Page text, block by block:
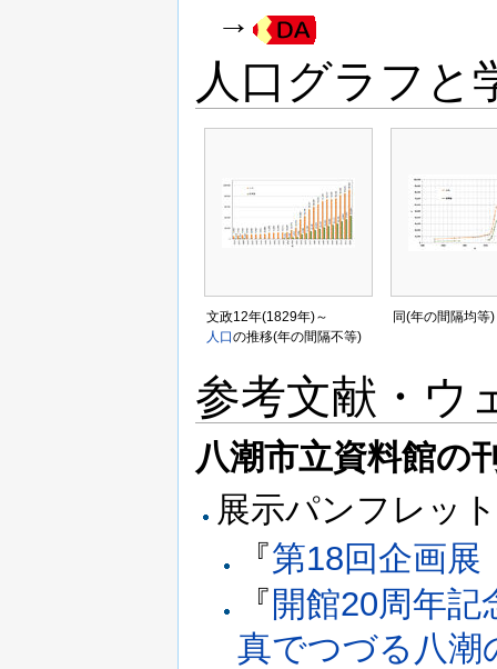
→
人口グラフと
文政12年(1829年)～
人口の推移(年の間隔不等)
同(年の間隔均等)
参考文献・ウ
八潮市立資料館の
展示パンフレッ
『第18回企画
『 開館20周年
真でつづる八